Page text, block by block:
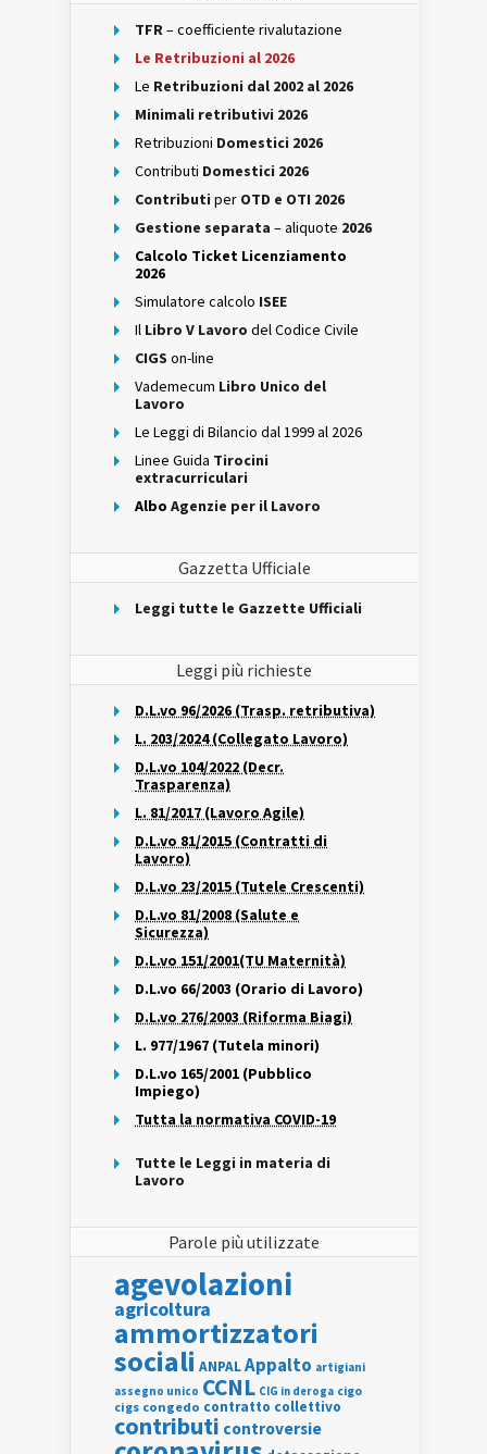
TFR– coefficiente rivalutazione
Le Retribuzioni al 2026
Le Retribuzioni dal 2002 al 2026
Minimali retributivi 2026
Retribuzioni Domestici 2026
Contributi Domestici 2026
Contributi per OTD e OTI 2026
Gestione separata – aliquote 2026
Calcolo Ticket Licenziamento
2026
Simulatore calcolo ISEE
Il Libro V Lavoro del Codice Civile
CIGS on-line
Vademecum Libro Unico del
Lavoro
Le Leggi di Bilancio dal 1999 al 2026
Linee Guida Tirocini
extracurriculari
Albo Agenzie per il Lavoro
Gazzetta Ufficiale
Leggi tutte le Gazzette Ufficiali
Leggi più richieste
D.L.vo 96/2026 (Trasp. retributiva)
L. 203/2024 (Collegato Lavoro)
D.L.vo 104/2022 (Decr.
Trasparenza)
L. 81/2017 (Lavoro Agile)
D.L.vo 81/2015 (Contratti di
Lavoro)
D.L.vo 23/2015 (Tutele Crescenti)
D.L.vo 81/2008 (Salute e
Sicurezza)
D.L.vo 151/2001(TU Maternità)
D.L.vo 66/2003 (Orario di Lavoro)
D.L.vo 276/2003 (Riforma Biagi)
L. 977/1967 (Tutela minori)
D.L.vo 165/2001 (Pubblico
Impiego)
Tutta la normativa COVID-19
Tutte le Leggi in materia di
Lavoro
Parole più utilizzate
agevolazioni
agricoltura
ammortizzatori
sociali ANPALAppalto artigiani
assegno unico CCNL CIG in deroga cigo
cigs congedo contratto collettivo
contributi controversie